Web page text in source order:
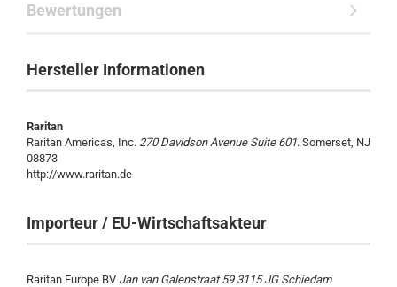
Bewertungen
Hersteller Informationen
Raritan
Raritan Americas, Inc. 270 Davidson Avenue Suite 601. Somerset, NJ
08873
http://www.raritan.de
Importeur / EU-Wirtschaftsakteur
Raritan Europe BV Jan van Galenstraat 59 3115 JG Schiedam